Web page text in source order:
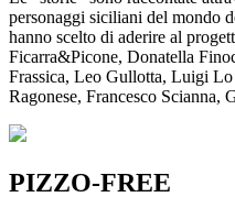
personaggi siciliani del mondo
hanno scelto di aderire al
Ficarra&Picone, Donatella
Frassica, Leo Gullotta, Luigi
Ragonese, Francesco Scianna,
PIZZO-FREE